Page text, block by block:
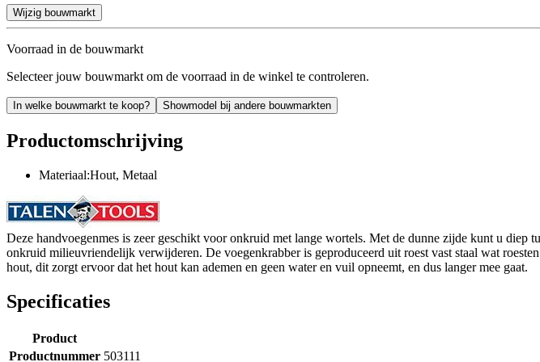
Wijzig bouwmarkt
Voorraad in de bouwmarkt
Selecteer jouw bouwmarkt om de voorraad in de winkel te controleren.
In welke bouwmarkt te koop? Showmodel bij andere bouwmarkten
Productomschrijving
Materiaal:Hout, Metaal
Deze handvoegenmes is zeer geschikt voor onkruid met lange wortels. Met de dunne zijde kunt u
onkruid milieuvriendelijk verwijderen. De voegenkrabber is geproduceerd uit roest vast staal wat
hout, dit zorgt ervoor dat het hout kan ademen en geen water en vuil opneemt, en dus langer mee gaat.
Specificaties
Product
Productnummer 503111